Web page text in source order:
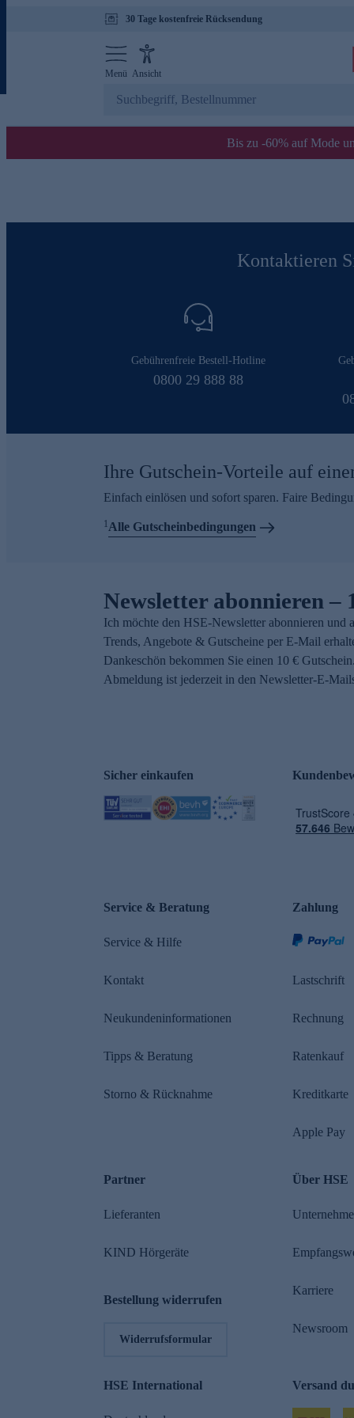
30 Tage kostenfreie Rücksendung
Menü Ansicht
Bis zu -60% auf Mode
Kontaktieren
Gebührenfreie Bestell-Hotline
0800 29 888 88
Ihre Gutschein-Vorteile auf
Einfach einlösen und sofort sparen. Faire
1Alle Gutscheinbedingungen
Newsletter abonnieren –
Ich möchte den HSE-Newsletter abonnieren und
Trends, Angebote & Gutscheine per E-Mail
Dankeschön bekommen Sie einen 10 €
Abmeldung ist jederzeit in den Newsletter-E-
Sicher einkaufen
Service & Beratung
Service & Hilfe
Kontakt
Neukundeninformationen
Tipps & Beratung
Storno & Rücknahme
Zahlung
Lastschrift
Rechnung
Ratenkauf
Kreditkarte
Apple Pay
Partner
Lieferanten
KIND Hörgeräte
Bestellung widerrufen
Widerrufsformular
Über HSE
Karriere
Newsroom
HSE International Versand